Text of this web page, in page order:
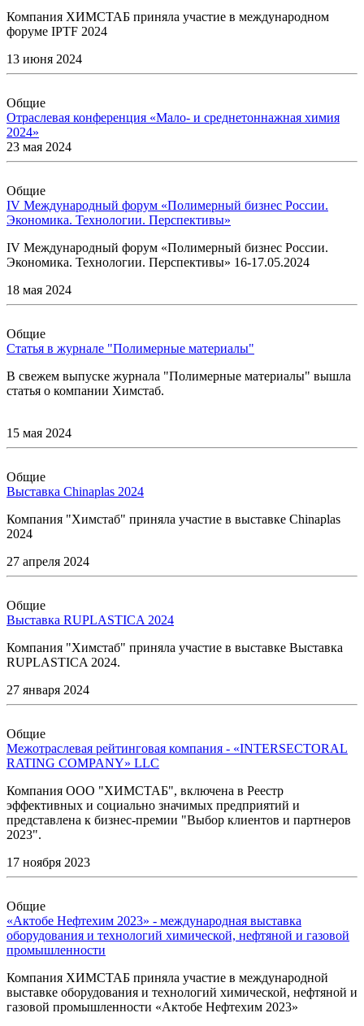
Компания ХИМСТАБ приняла участие в международном
форуме IPTF 2024
13 июня 2024
Общие
Отраслевая конференция «Мало- и среднетоннажная химия
2024»
23 мая 2024
Общие
IV Международный форум «Полимерный бизнес России.
Экономика. Технологии. Перспективы»
IV Международный форум «Полимерный бизнес России.
Экономика. Технологии. Перспективы» 16-17.05.2024
18 мая 2024
Общие
Статья в журнале "Полимерные материалы"
В свежем выпуске журнала "Полимерные материалы" вышла
статья о компании Химстаб.
15 мая 2024
Общие
Выставка Chinaplas 2024
Компания "Химстаб" приняла участие в выставке Chinaplas
2024
27 апреля 2024
Общие
Выставка RUPLASTICA 2024
Компания "Химстаб" приняла участие в выставке Выставка
RUPLASTICA 2024.
27 января 2024
Общие
Межотраслевая рейтинговая компания - «INTERSECTORAL
RATING COMPANY» LLC
Компания ООО "ХИМСТАБ", включена в Реестр
эффективных и социально значимых предприятий и
представлена к бизнес-премии "Выбор клиентов и партнеров
2023".
17 ноября 2023
Общие
«Актобе Нефтехим 2023» - международная выставка
оборудования и технологий химической, нефтяной и газовой
промышленности
Компания ХИМСТАБ приняла участие в международной
выставке оборудования и технологий химической, нефтяной и
газовой промышленности «Актобе Нефтехим 2023»